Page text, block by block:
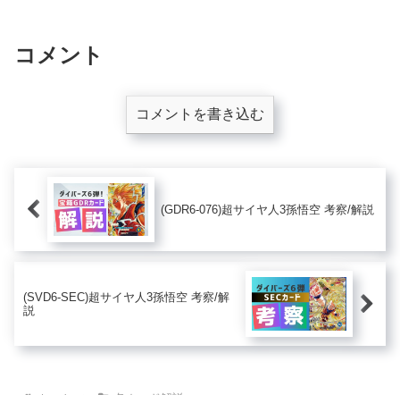
コメント
コメントを書き込む
(GDR6-076)超サイヤ人3孫悟空 考察/解説
(SVD6-SEC)超サイヤ人3孫悟空 考察/解
説